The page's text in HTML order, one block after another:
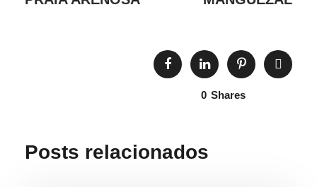
0 Shares
Posts relacionados